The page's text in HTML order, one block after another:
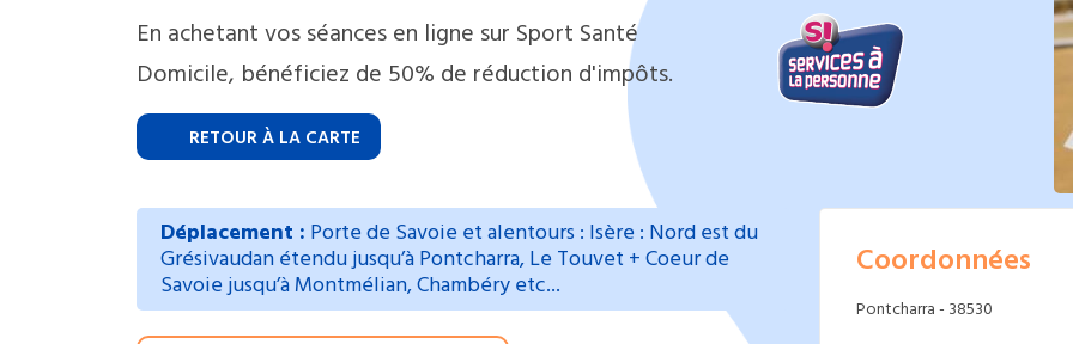
En achetant vos séances en ligne sur Sport Santé
Domicile, bénéficiez de 50% de réduction d'impôts.
RETOUR À LA CARTE
Déplacement : Porte de Savoie et alentours : Isère : Nord est du
Grésivaudan étendu jusqu’à Pontcharra, Le Touvet + Coeur de
Savoie jusqu’à Montmélian, Chambéry etc...
Coordonnées
Pontcharra - 38530